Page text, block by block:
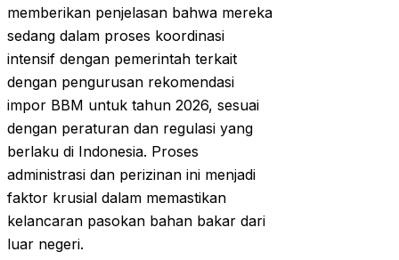
memberikan penjelasan bahwa mereka
sedang dalam proses koordinasi
intensif dengan pemerintah terkait
dengan pengurusan rekomendasi
impor BBM untuk tahun 2026, sesuai
dengan peraturan dan regulasi yang
berlaku di Indonesia. Proses
administrasi dan perizinan ini menjadi
faktor krusial dalam memastikan
kelancaran pasokan bahan bakar dari
luar negeri.